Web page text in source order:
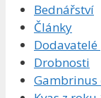
Bednářství
Články
Drobnosti
Gambrinus